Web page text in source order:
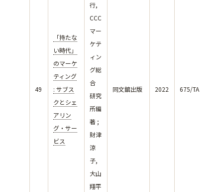
49
「持たな
い時代」
のマーケ
ティング
: サブス
クとシェ
アリン
グ・サー
ビス
行,
CCC
マー
ケテ
ィン
グ総
合
研究
所編
著 ;
財津
涼
子,
大山
翔平
同文舘出版 2022 675/TA